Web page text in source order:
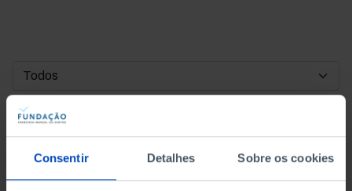
Consentir Detalhes Sobre os cookies
DATA DE INÍCIO
DATA DE FIM